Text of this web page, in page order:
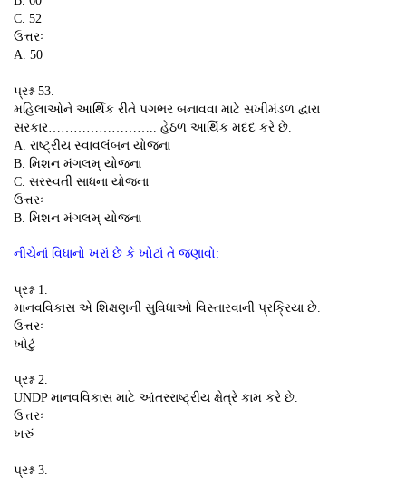
C. 52
ઉત્તરઃ
A. 50
પ્રશ્ન 53.
મહિલાઓને આર્થિક રીતે પગભર બનાવવા માટે સખીમંડળ દ્વારા
સરકાર…………………….. હેઠળ આર્થિક મદદ કરે છે.
A. રાષ્ટ્રીય સ્વાવલંબન યોજના
B. મિશન મંગલમ્ યોજના
C. સરસ્વતી સાધના યોજના
ઉત્તરઃ
B. મિશન મંગલમ્ યોજના
નીચેનાં વિધાનો ખરાં છે કે ખોટાં તે જણાવો:
પ્રશ્ન 1.
માનવવિકાસ એ શિક્ષણની સુવિધાઓ વિસ્તારવાની પ્રક્રિયા છે.
ઉત્તરઃ
ખોટું
પ્રશ્ન 2.
UNDP માનવવિકાસ માટે આંતરરાષ્ટ્રીય ક્ષેત્રે કામ કરે છે.
ઉત્તરઃ
ખરું
પ્રશ્ન 3.